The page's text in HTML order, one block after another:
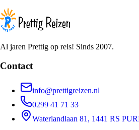
Al jaren Prettig op reis! Sinds 2007.
Contact
info@prettigreizen.nl
0299 41 71 33
Waterlandlaan 81, 1441 RS